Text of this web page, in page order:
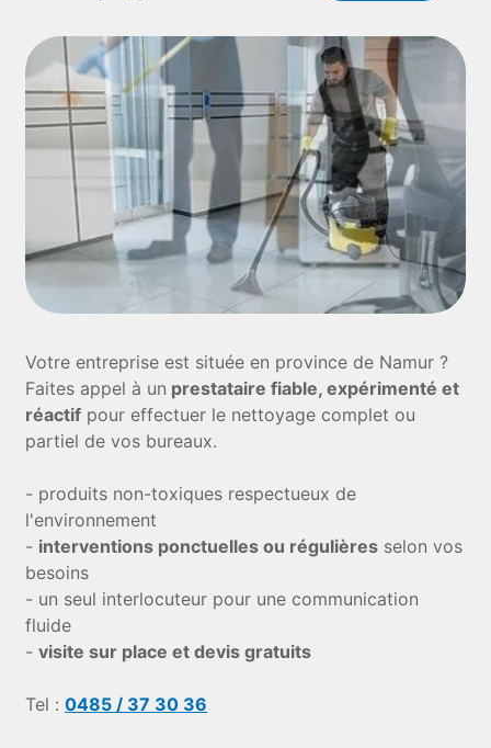
Votre entreprise est située en province de Namur ?
Faites appel à un prestataire fiable, expérimenté et
réactif pour effectuer le nettoyage complet ou
partiel de vos bureaux.
- produits non-toxiques respectueux de
l'environnement
- interventions ponctuelles ou régulières selon vos
besoins
- un seul interlocuteur pour une communication
fluide
-visite sur place et devis gratuits
Tel :0485 / 37 30 36